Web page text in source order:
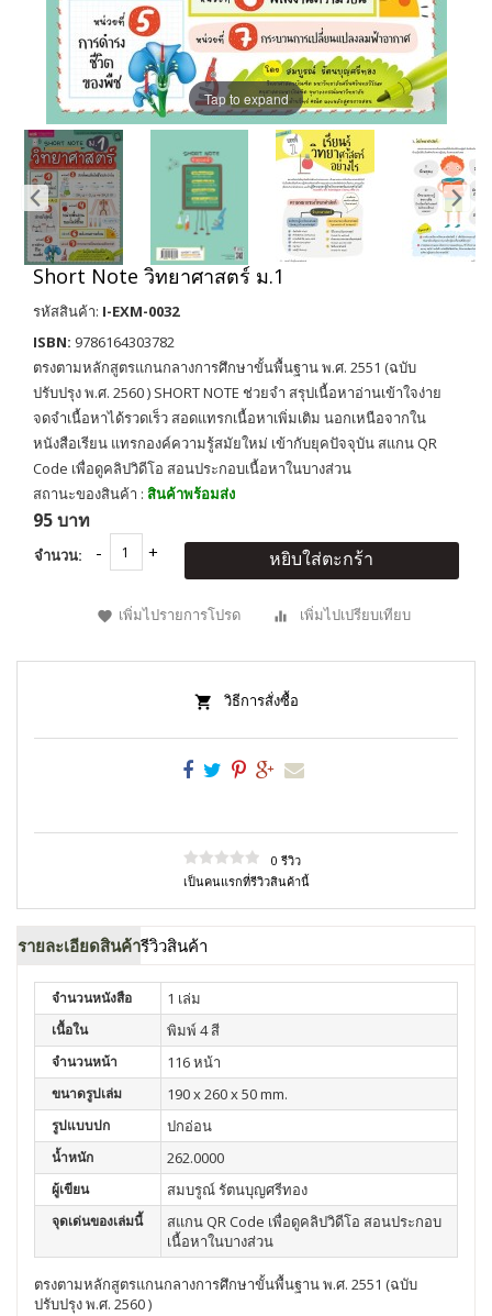
Tap to expand
Short Note วิทยาศาสตร์ ม.1
รหัสสินค้า: I-EXM-0032
ISBN: 9786164303782
ตรงตามหลักสูตรแกนกลางการศึกษาขั้นพื้นฐาน พ.ศ. 2551 (ฉบับ
ปรับปรุง พ.ศ. 2560 ) SHORT NOTE ช่วยจำ สรุปเนื้อหาอ่านเข้าใจง่าย
จดจำเนื้อหาได้รวดเร็ว สอดแทรกเนื้อหาเพิ่มเติม นอกเหนือจากใน
หนังสือเรียน แทรกองค์ความรู้สมัยใหม่ เข้ากับยุคปัจจุบัน สแกน QR
Code เพื่อดูคลิปวิดีโอ สอนประกอบเนื้อหาในบางส่วน
สถานะของสินค้า : สินค้าพร้อมส่ง
95 บาท
จำนวน: หยิบใส่ตะกร้า
เพิ่มไปรายการโปรด เพิ่มไปเปรียบเทียบ
วิธีการสั่งซื้อ
0 รีวิว
เป็นคนแรกที่รีวิวสินค้านี้
รายละเอียดสินค้ารีวิวสินค้า
จำนวนหนังสือ 1 เล่ม
เนื้อใน พิมพ์ 4 สี
จำนวนหน้า 116 หน้า
ขนาดรูปเล่ม 190 x 260 x 50 mm.
รูปแบบปก ปกอ่อน
น้ำหนัก 262.0000
ผู้เขียน สมบรูณ์ รัตนบุญศรีทอง
จุดเด่นของเล่มนี้
สแกน QR Code เพื่อดูคลิปวิดีโอ สอนประกอบ
เนื้อหาในบางส่วน
ตรงตามหลักสูตรแกนกลางการศึกษาขั้นพื้นฐาน พ.ศ. 2551 (ฉบับ
ปรับปรุง พ.ศ. 2560 )